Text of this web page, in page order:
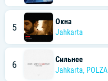
5
Окна
Jahkarta
6
Сильнее
Jahkarta, POLZA